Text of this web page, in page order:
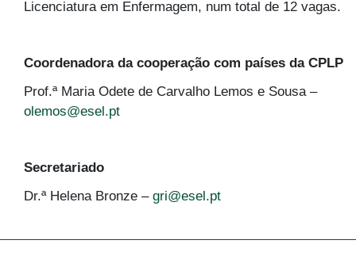
Licenciatura em Enfermagem, num total de 12 vagas.
Coordenadora da cooperação com países da CPLP
Prof.ª Maria Odete de Carvalho Lemos e Sousa –
olemos@esel.pt
Secretariado
Dr.ª Helena Bronze – gri@esel.pt